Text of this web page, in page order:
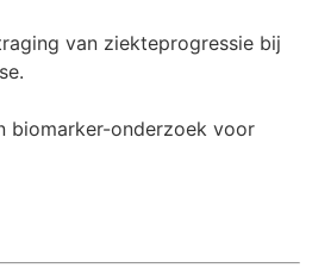
van ziekteprogressie bij
biomarker-onderzoek voor